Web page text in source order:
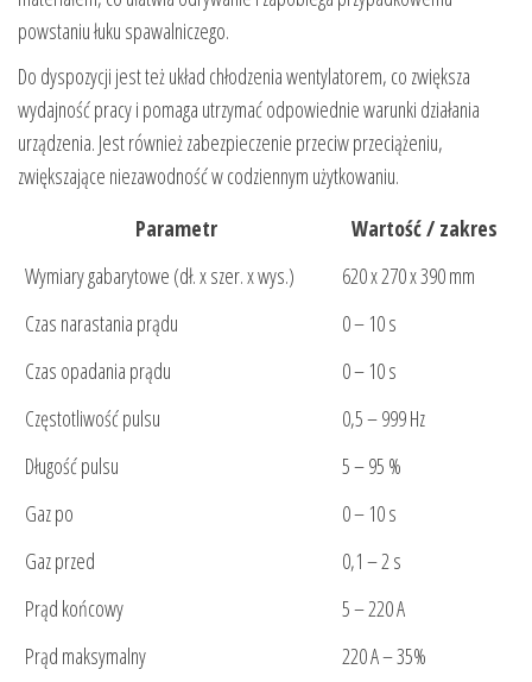
powstaniu łuku spawalniczego.
Do dyspozycji jest też układ chłodzenia wentylatorem, co zwiększa
wydajność pracy i pomaga utrzymać odpowiednie warunki działania
urządzenia. Jest również zabezpieczenie przeciw przeciążeniu,
zwiększające niezawodność w codziennym użytkowaniu.
Parametr
Wartość / zakres
Wymiary gabarytowe (dł. x szer. x wys.)
620 x 270 x 390 mm
Czas narastania prądu
0 – 10 s
Czas opadania prądu
0 – 10 s
Częstotliwość pulsu
0,5 – 999 Hz
Długość pulsu
5 – 95 %
Gaz po
0 – 10 s
Gaz przed
0,1 – 2 s
Prąd końcowy
5 – 220 A
Prąd maksymalny
220 A – 35%